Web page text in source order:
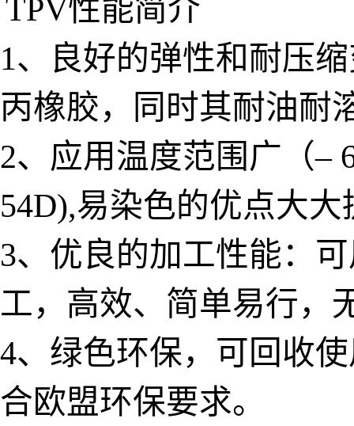
TPV性能简介
1、良好的弹性和耐压
丙橡胶，同时其耐油耐
2、应用温度范围广（
54D),易染色的优点大
3、优良的加工性能：
工，高效、简单易行，
4、绿色环保，可回收
合欧盟环保要求。